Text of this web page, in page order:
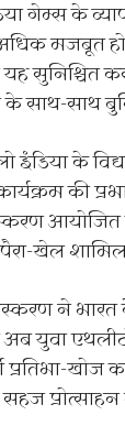
गेम्स के
मजबूत हो
यह सुनिश्चित
के साथ-साथ
के
की
आयोजित
खेल शामिल
ने
युवा
प्रतिभा-खोज